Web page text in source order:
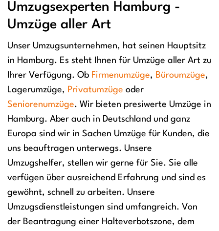
Umzugsexperten Hamburg -
Umzüge aller Art
Unser Umzugsunternehmen, hat seinen Hauptsitz
in Hamburg. Es steht Ihnen für Umzüge aller Art zu
Ihrer Verfügung. Ob Firmenumzüge, Büroumzüge,
Lagerumzüge, Privatumzüge oder
Seniorenumzüge. Wir bieten presiwerte Umzüge in
Hamburg. Aber auch in Deutschland und ganz
Europa sind wir in Sachen Umzüge für Kunden, die
uns beauftragen unterwegs. Unsere
Umzugshelfer, stellen wir gerne für Sie. Sie alle
verfügen über ausreichend Erfahrung und sind es
gewöhnt, schnell zu arbeiten. Unsere
Umzugsdienstleistungen sind umfangreich. Von
der Beantragung einer Halteverbotszone, dem